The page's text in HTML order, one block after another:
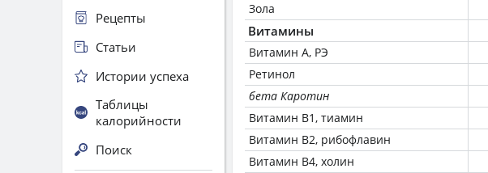
Зола
Витамины
Витамин А, РЭ
Ретинол
бета Каротин
Витамин В1, тиамин
Витамин В2, рибофлавин
Витамин В4, холин
Рецепты
Статьи
Истории успеха
Таблицы
калорийности
Поиск